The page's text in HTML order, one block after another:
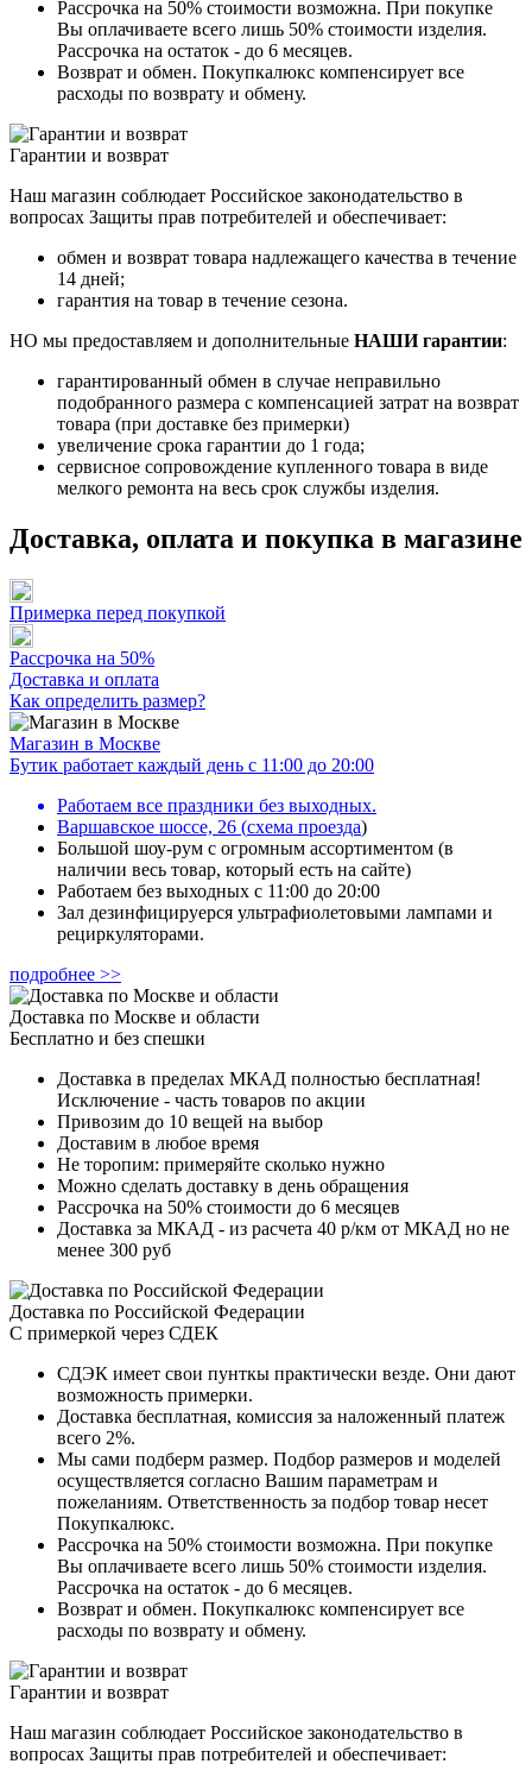
Рассрочка на 50% стоимости возможна. При покупке
Вы оплачиваете всего лишь 50% стоимости изделия.
Рассрочка на остаток - до 6 месяцев.
Возврат и обмен. Покупкалюкс компенсирует все
расходы по возврату и обмену.
Гарантии и возврат
Наш магазин соблюдает Российское законодательство в
вопросах Защиты прав потребителей и обеспечивает:
обмен и возврат товара надлежащего качества в течение
14 дней;
гарантия на товар в течение сезона.
НО мы предоставляем и дополнительные НАШИ гарантии:
гарантированный обмен в случае неправильно
подобранного размера с компенсацией затрат на возврат
товара (при доставке без примерки)
увеличение срока гарантии до 1 года;
сервисное сопровождение купленного товара в виде
мелкого ремонта на весь срок службы изделия.
Доставка, оплата и покупка в магазине
Примерка перед покупкой
Рассрочка на 50%
Доставка и оплата
Как определить размер?
Магазин в Москве
Бутик работает каждый день с 11:00 до 20:00
Работаем все праздники без выходных.
Варшавское шоссе, 26 (схема проезда)
Большой шоу-рум с огромным ассортиментом (в
наличии весь товар, который есть на сайте)
Работаем без выходных с 11:00 до 20:00
Зал дезинфицируерся ультрафиолетовыми лампами и
рециркуляторами.
подробнее >>
Доставка по Москве и области
Бесплатно и без спешки
Доставка в пределах МКАД полностью бесплатная!
Исключение - часть товаров по акции
Привозим до 10 вещей на выбор
Доставим в любое время
Не торопим: примеряйте сколько нужно
Можно сделать доставку в день обращения
Рассрочка на 50% стоимости до 6 месяцев
Доставка за МКАД - из расчета 40 р/км от МКАД но не
менее 300 руб
Доставка по Российской Федерации
С примеркой через СДЕК
СДЭК имеет свои пунткы практически везде. Они дают
возможность примерки.
Доставка бесплатная, комиссия за наложенный платеж
всего 2%.
Мы сами подберм размер. Подбор размеров и моделей
осуществляется согласно Вашим параметрам и
пожеланиям. Ответственность за подбор товар несет
Покупкалюкс.
Рассрочка на 50% стоимости возможна. При покупке
Вы оплачиваете всего лишь 50% стоимости изделия.
Рассрочка на остаток - до 6 месяцев.
Возврат и обмен. Покупкалюкс компенсирует все
расходы по возврату и обмену.
Гарантии и возврат
Наш магазин соблюдает Российское законодательство в
вопросах Защиты прав потребителей и обеспечивает: